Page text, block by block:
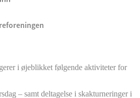
i øjeblikket følgende aktiviteter for
– samt deltagelse i skakturneringer i